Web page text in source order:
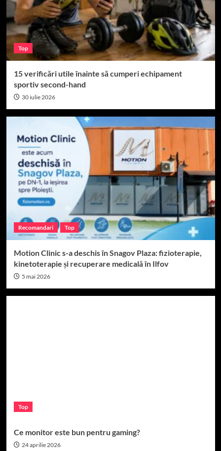
Top
15 verificări utile înainte să cumperi echipament
sportiv second-hand
30 iulie 2026
Recomandari Top
Motion Clinic s-a deschis în Snagov Plaza: fizioterapie,
kinetoterapie și recuperare medicală în Ilfov
5 mai 2026
Top
Ce monitor este bun pentru gaming?
24 aprilie 2026